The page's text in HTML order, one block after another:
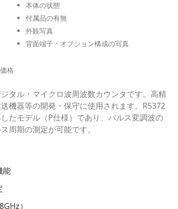
本体の状態
付属品の有無
外観写真
背面端子・オプション構成の写真
格
タル・マイクロ波周波数カウンタです。高精
機器等の開発・保守に使用されます。R5372
たモデル（P仕様）であり、パルス変調波の
周期の測定が可能です。
能
）